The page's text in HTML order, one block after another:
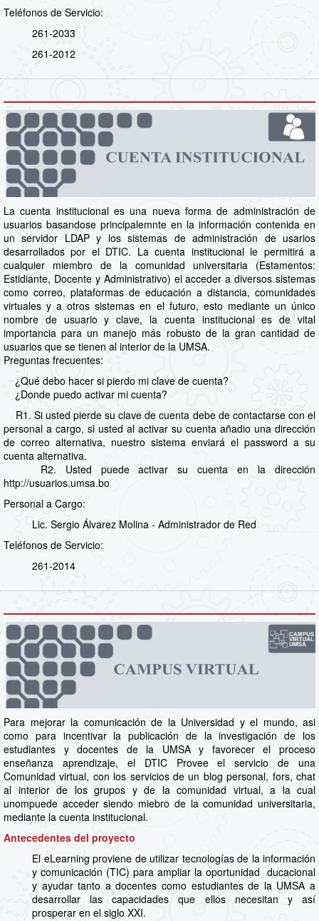
Teléfonos de Servicio:
261-2033
261-2012
La cuenta institucional es una nueva forma de administración de
usuarios basandose principalemnte en la información contenida en
un servidor LDAP y los sistemas de administración de usarios
desarrollados por el DTIC. La cuenta institucional le permitirá a
cualquier miembro de la comunidad universitaria (Estamentos:
Estidiante, Docente y Administrativo) el acceder a diversos sistemas
como correo, plataformas de educación a distancia, comunidades
virtuales y a otros sistemas en el futuro, esto mediante un único
nombre de usuario y clave, la cuenta institucional es de vital
importancia para un manejo más robusto de la gran cantidad de
usuarios que se tienen al interior de la UMSA.
Preguntas frecuentes:
¿Qué debo hacer si pierdo mi clave de cuenta?
¿Donde puedo activar mi cuenta?
R1. Si usted pierde su clave de cuenta debe de contactarse con el
personal a cargo, si usted al activar su cuenta añadio una dirección
de correo alternativa, nuestro sistema enviará el password a su
cuenta alternativa.
R2. Usted puede activar su cuenta en la dirección
http://usuarios.umsa.bo
Personal a Cargo:
Lic. Sergio Álvarez Molina - Administrador de Red
Teléfonos de Servicio:
261-2014
Para mejorar la comunicación de la Universidad y el mundo, asi
como para incentivar la publicación de la investigación de los
estudiantes y docentes de la UMSA y favorecer el proceso
enseñanza aprendizaje, el DTIC Provee el servicio de una
Comunidad virtual, con los servicios de un blog personal, fors, chat
al interior de los grupos y de la comunidad virtual, a la cual
unompuede acceder siendo miebro de la comunidad universitaria,
mediante la cuenta institucional.
Antecedentes del proyecto
El eLearning proviene de utilizar tecnologías de la información
y comunicación (TIC) para ampliar la oportunidad ducacional
y ayudar tanto a docentes como estudiantes de la UMSA a
desarrollar las capacidades que ellos necesitan y así
prosperar en el siglo XXI.